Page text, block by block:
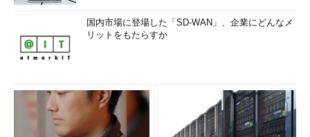
国内市場に登場した「SD-WAN」、企業にどんなメ
リットをもたらすか